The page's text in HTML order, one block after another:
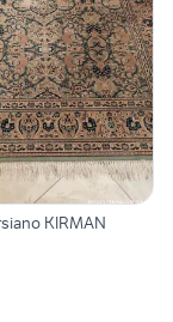
KIRMAN